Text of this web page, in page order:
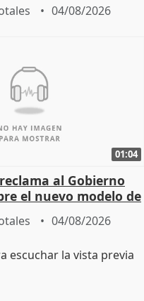
04/08/2026
01:04
al Gobierno
el nuevo modelo de
04/08/2026